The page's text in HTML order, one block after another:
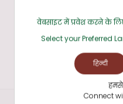
वेबसाइट में प्रवेश करने के
Select your Preferred
हिन्दी
Connect